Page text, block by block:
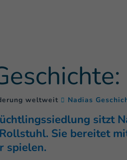
weltweit Nadias
sitzt
Sie bereitet
spielen.